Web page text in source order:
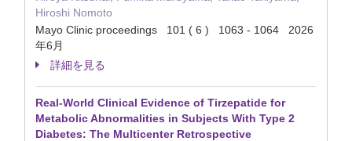
Hiroshi Nomoto
Mayo Clinic proceedings 101 ( 6 ) 1063 - 1064 2026
年6月
詳細を見る
Real-World Clinical Evidence of Tirzepatide for
Metabolic Abnormalities in Subjects With Type 2
Diabetes: The Multicenter Retrospective